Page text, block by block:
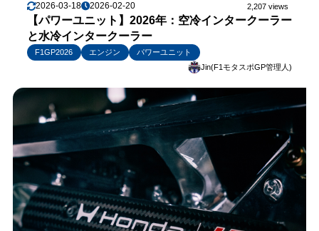
2026-03-18 2026-02-20 2,207 views
【パワーユニット】2026年：空冷インタークーラー
と水冷インタークーラー
F1GP2026 エンジン
パワーユニット
Jin(F1モタスポGP管理人)